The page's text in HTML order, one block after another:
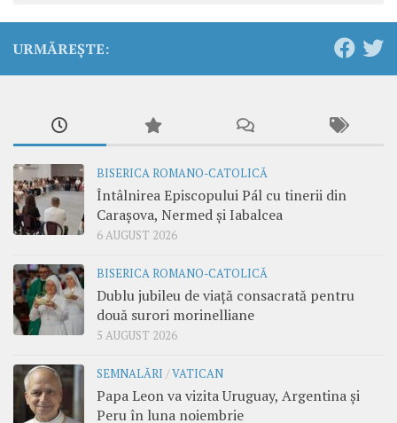
URMĂREȘTE:
BISERICA ROMANO-CATOLICĂ
Întâlnirea Episcopului Pál cu tinerii din
Carașova, Nermed și Iabalcea
6 AUGUST 2026
BISERICA ROMANO-CATOLICĂ
Dublu jubileu de viață consacrată pentru
două surori morinelliane
5 AUGUST 2026
SEMNALĂRI /VATICAN
Papa Leon va vizita Uruguay, Argentina și
Peru în luna noiembrie